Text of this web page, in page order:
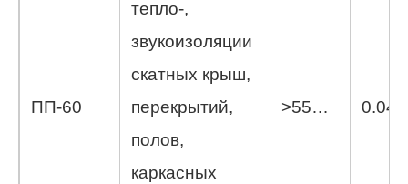
ПП-60
тепло-,
звукоизоляции
скатных крыш,
перекрытий,
полов,
каркасных
>55… 0.04